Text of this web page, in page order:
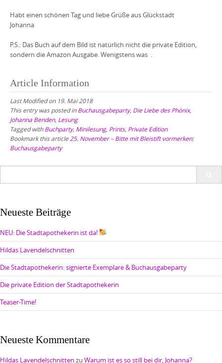
Habt einen schönen Tag und liebe Grüße aus Glückstadt
Johanna
P.S.: Das Buch auf dem Bild ist natürlich nicht die private Edition,
sondern die Amazon Ausgabe. Wenigstens was .
Article Information
Last Modified on 19. Mai 2018
This entry was posted inBuchausgabeparty, Die Liebe des Phönix,
Johanna Benden, Lesung
Tagged withBuchparty, Minilesung, Prints, Private Edition
Bookmark this article 25. November – Bitte mit Bleistift vormerken:
Buchausgabeparty
Neueste Beiträge
NEU: Die Stadtapothekerin ist da!
Hildas Lavendelschnitten
Die Stadtapothekerin: signierte Exemplare & Buchausgabeparty
Die private Edition der Stadtapothekerin
Teaser-Time!
Neueste Kommentare
Hildas Lavendelschnitten zu Warum ist es so still bei dir, Johanna?